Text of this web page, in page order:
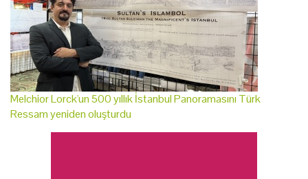
Melchior Lorck'un 500 yıllık İstanbul Panoramasını Türk
Ressam yeniden oluşturdu